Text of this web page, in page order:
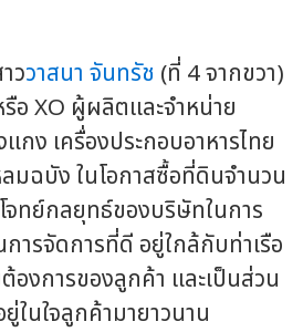
ววาสนา จันทรัช (ที่ 4 จากขวา)
อ XO ผู้ผลิตและจำหน่าย
ง เครื่องประกอบอาหารไทย
ลมฉบัง ในโอกาสซื้อที่ดินจำนวน
จทย์กลยุทธ์ของบริษัทในการ
ารจัดการที่ดี อยู่ใกล้กับท่าเรือ
งการของลูกค้า และเป็นส่วน
นใจลูกค้ามายาวนาน